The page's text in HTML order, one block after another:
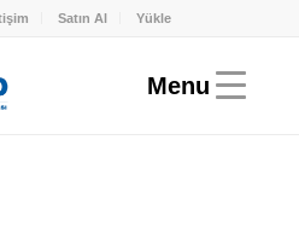
Satın Al Yükle